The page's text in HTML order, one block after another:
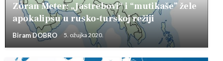
Zoran Meter: „Jastrebovi“ i “mutikaše” žele
apokalipsu u rusko-turskoj režiji
Biram DOBRO 5. ožujka 2020.